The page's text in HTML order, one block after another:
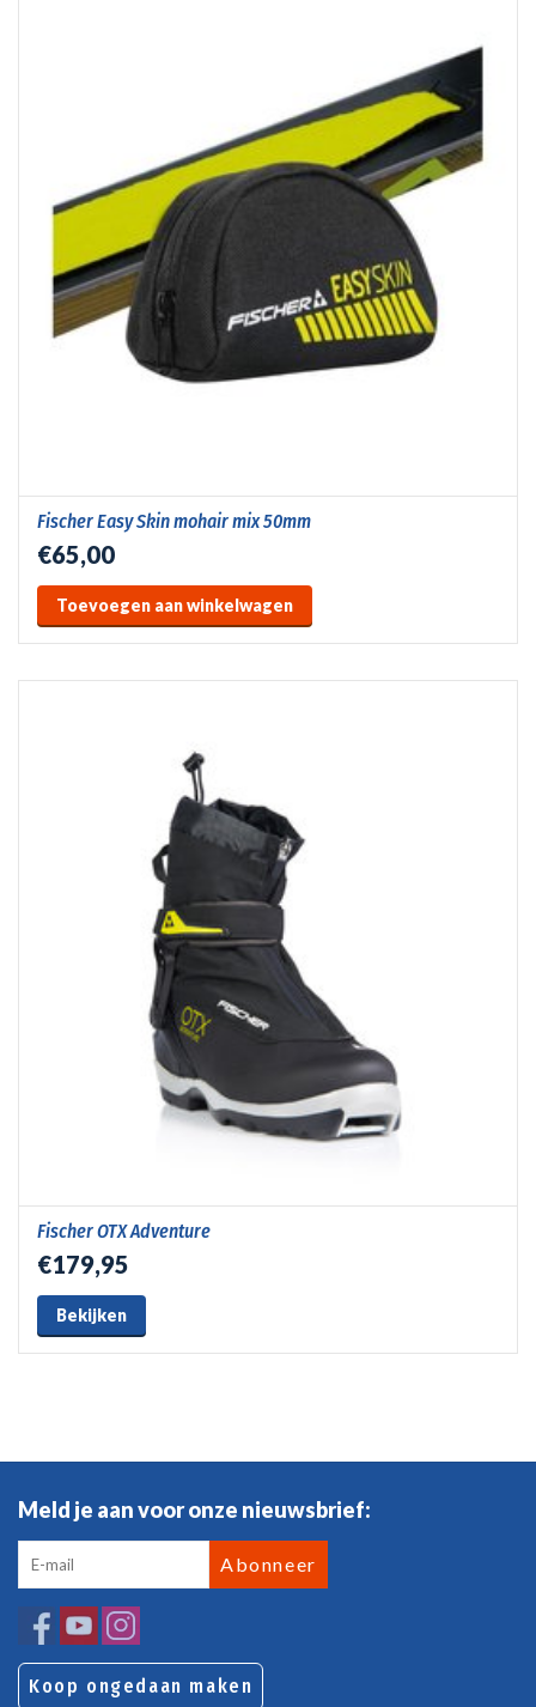
Fischer Easy Skin mohair mix 50mm
€65,00
Toevoegen aan winkelwagen
Fischer OTX Adventure
€179,95
Bekijken
Meld je aan voor onze nieuwsbrief:
Abonneer
Koop ongedaan maken